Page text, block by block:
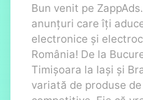
Bun venit pe
anunțuri care îți
electronice și
România! De la
Timișoara la Iași și
variată de produse